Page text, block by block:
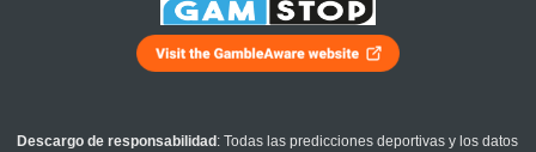
Descargo de responsabilidad : Todas las predicciones deportivas y los datos